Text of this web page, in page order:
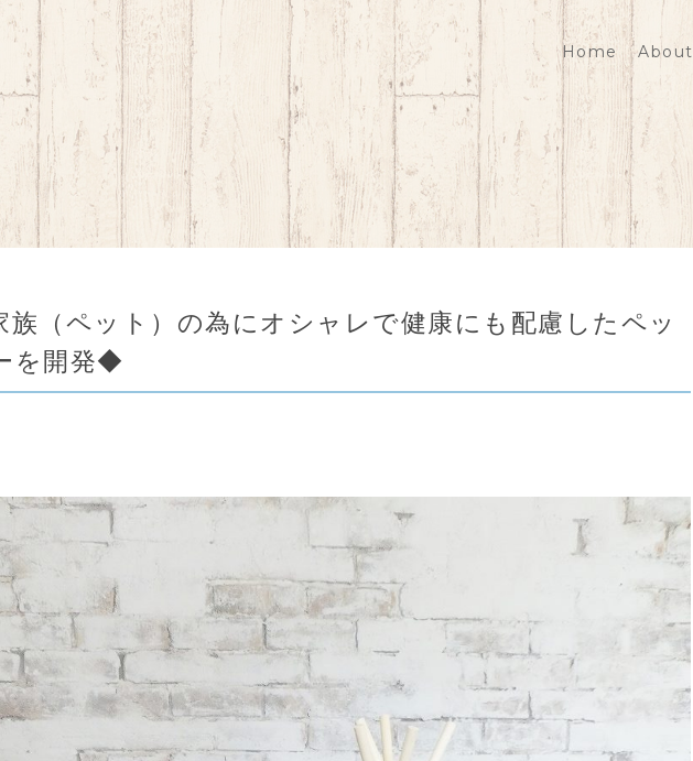
Home About
（ペット）の為にオシャレで健康にも配慮したペッ
を開発◆